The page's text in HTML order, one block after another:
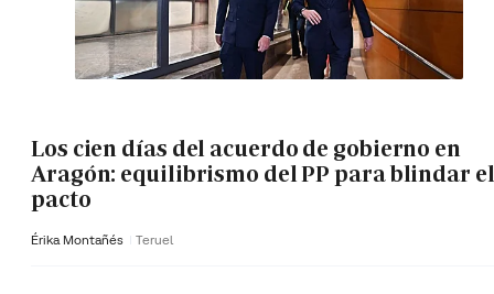
Los cien días del acuerdo de gobierno en
Aragón: equilibrismo del PP para blindar el
pacto
Érika Montañés Teruel